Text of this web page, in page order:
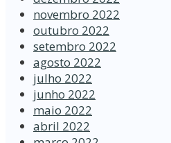
novembro 2022
outubro 2022
setembro 2022
agosto 2022
julho 2022
junho 2022
maio 2022
abril 2022